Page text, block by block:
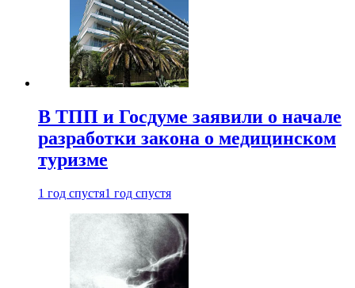
В ТПП и Госдуме заявили о начале
разработки закона о медицинском
туризме
1 год спустя1 год спустя